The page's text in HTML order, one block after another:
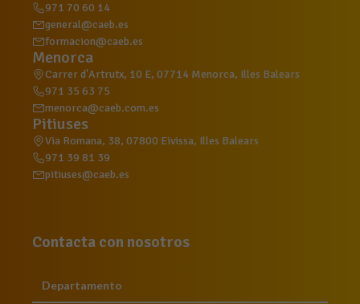
971 70 60 14
general@caeb.es
formacion@caeb.es
Menorca
Carrer d'Artrutx, 10 E, 07714 Menorca, Illes Balears
971 35 63 75
menorca@caeb.com.es
Pitiuses
Via Romana, 38, 07800 Eivissa, Illes Balears
971 39 81 39
pitiuses@caeb.es
Contacta con nosotros